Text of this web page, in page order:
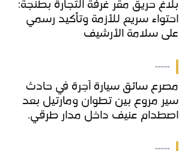
احتواء سريع للأزمة وتأكيد رسمي
على سلامة الأرشيف
بلاغ حريق مقر غرفة التجارة بطنجة:
احتواء سريع للأزمة وتأكيد رسمي
على سلامة الأرشيف
-----
مصرع سائق سيارة أجرة في حادث
سير مروع بين تطوان ومارتيل بعد
اصطدام عنيف داخل مدار طرقي.
مصرع سائق سيارة أجرة في حادث
سير مروع بين تطوان ومارتيل بعد
اصطدام عنيف داخل مدار طرقي.